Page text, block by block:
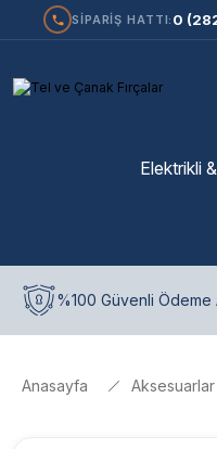
SİPARİŞ HATTI: 0
Elektrikli
%100 Güvenli Ödeme
Anasayfa Aksesuarlar